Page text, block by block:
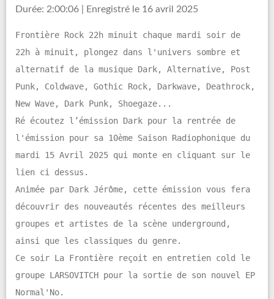
Durée: 2:00:06
Enregistré le 16 avril 2025
Frontière Rock 22h minuit chaque mardi soir de
22h à minuit, plongez dans l'univers sombre et
alternatif de la musique Dark, Alternative, Post
Punk, Coldwave, Gothic Rock, Darkwave, Deathrock,
New Wave, Dark Punk, Shoegaze...
Ré écoutez l’émission Dark pour la rentrée de
l'émission pour sa 10ème Saison Radiophonique du
mardi 15 Avril 2025 qui monte en cliquant sur le
lien ci dessus.
Animée par Dark Jérôme, cette émission vous fera
découvrir des nouveautés récentes des meilleurs
groupes et artistes de la scène underground,
ainsi que les classiques du genre.
Ce soir La Frontière reçoit en entretien cold le
groupe LARSOVITCH pour la sortie de son nouvel EP
Normal'No.